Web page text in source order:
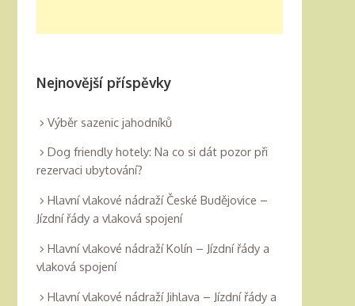
Nejnovější příspěvky
Výběr sazenic jahodníků
Dog friendly hotely: Na co si dát pozor při
rezervaci ubytování?
Hlavní vlakové nádraží České Budějovice –
Jízdní řády a vlaková spojení
Hlavní vlakové nádraží Kolín – Jízdní řády a
vlaková spojení
Hlavní vlakové nádraží Jihlava – Jízdní řády a